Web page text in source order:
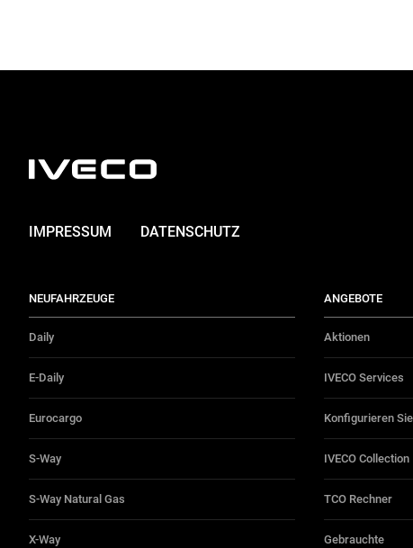
IMPRESSUM DATENSCHUTZ
NEUFAHRZEUGE
Daily
E-Daily
Eurocargo
S-Way
S-Way Natural Gas
X-Way
ANGEBOTE
Aktionen
IVECO Services
Konfigurieren
IVECO Collection
TCO Rechner
Gebrauchte